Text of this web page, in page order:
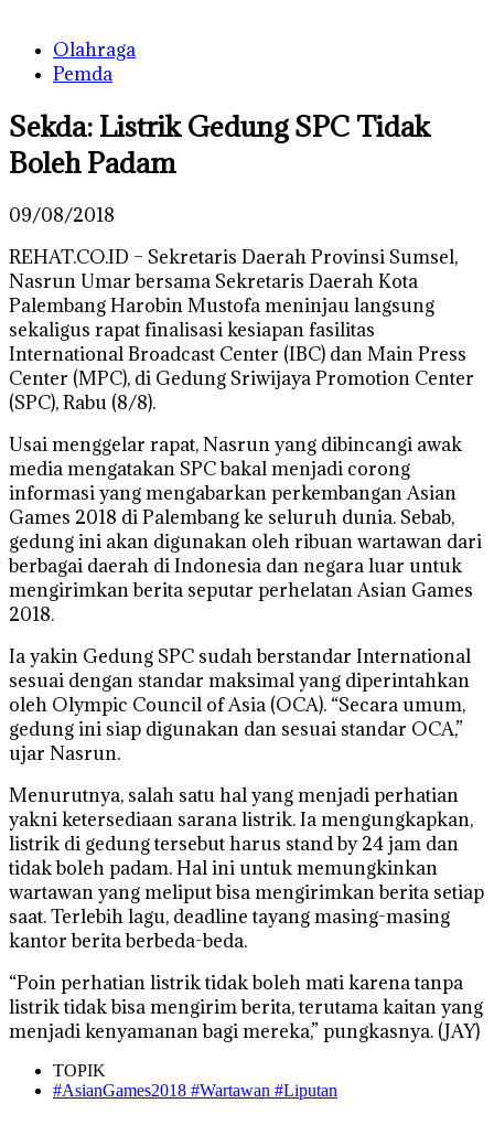
Olahraga
Pemda
Sekda: Listrik Gedung SPC Tidak
Boleh Padam
09/08/2018
REHAT.CO.ID – Sekretaris Daerah Provinsi Sumsel,
Nasrun Umar bersama Sekretaris Daerah Kota
Palembang Harobin Mustofa meninjau langsung
sekaligus rapat finalisasi kesiapan fasilitas
International Broadcast Center (IBC) dan Main Press
Center (MPC), di Gedung Sriwijaya Promotion Center
(SPC), Rabu (8/8).
Usai menggelar rapat, Nasrun yang dibincangi awak
media mengatakan SPC bakal menjadi corong
informasi yang mengabarkan perkembangan Asian
Games 2018 di Palembang ke seluruh dunia. Sebab,
gedung ini akan digunakan oleh ribuan wartawan dari
berbagai daerah di Indonesia dan negara luar untuk
mengirimkan berita seputar perhelatan Asian Games
2018.
Ia yakin Gedung SPC sudah berstandar International
sesuai dengan standar maksimal yang diperintahkan
oleh Olympic Council of Asia (OCA). “Secara umum,
gedung ini siap digunakan dan sesuai standar OCA,”
ujar Nasrun.
Menurutnya, salah satu hal yang menjadi perhatian
yakni ketersediaan sarana listrik. Ia mengungkapkan,
listrik di gedung tersebut harus stand by 24 jam dan
tidak boleh padam. Hal ini untuk memungkinkan
wartawan yang meliput bisa mengirimkan berita setiap
saat. Terlebih lagu, deadline tayang masing-masing
kantor berita berbeda-beda.
“Poin perhatian listrik tidak boleh mati karena tanpa
listrik tidak bisa mengirim berita, terutama kaitan yang
menjadi kenyamanan bagi mereka,” pungkasnya. (JAY)
TOPIK
#AsianGames2018 #Wartawan #Liputan